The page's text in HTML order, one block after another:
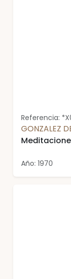
Referencia:
GONZALEZ
Año: 1970